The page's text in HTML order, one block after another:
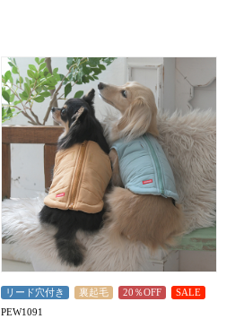
リード穴付き 裏起毛 20％OFF SALE
PEW1091